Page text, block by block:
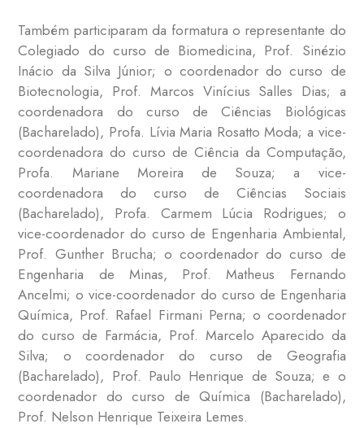
Também participaram da formatura o representante do
Colegiado do curso de Biomedicina, Prof. Sinézio
Inácio da Silva Júnior; o coordenador do curso de
Biotecnologia, Prof. Marcos Vinícius Salles Dias; a
coordenadora do curso de Ciências Biológicas
(Bacharelado), Profa. Lívia Maria Rosatto Moda; a vice-
coordenadora do curso de Ciência da Computação,
Profa. Mariane Moreira de Souza; a vice-
coordenadora do curso de Ciências Sociais
(Bacharelado), Profa. Carmem Lúcia Rodrigues; o
vice-coordenador do curso de Engenharia Ambiental,
Prof. Gunther Brucha; o coordenador do curso de
Engenharia de Minas, Prof. Matheus Fernando
Ancelmi; o vice-coordenador do curso de Engenharia
Química, Prof. Rafael Firmani Perna; o coordenador
do curso de Farmácia, Prof. Marcelo Aparecido da
Silva; o coordenador do curso de Geografia
(Bacharelado), Prof. Paulo Henrique de Souza; e o
coordenador do curso de Química (Bacharelado),
Prof. Nelson Henrique Teixeira Lemes.